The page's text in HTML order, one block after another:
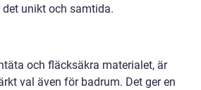
unikt och samtida.
och fläcksäkra materialet, är
val även för badrum. Det ger en